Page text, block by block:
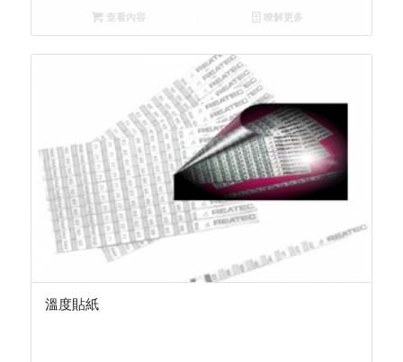
查看內容 瞭解更多
溫度貼紙